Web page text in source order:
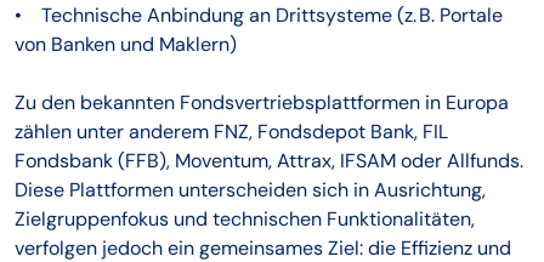
• Technische Anbindung an Drittsysteme (z. B. Portale
von Banken und Maklern)
Zu den bekannten Fondsvertriebsplattformen in Europa
zählen unter anderem FNZ, Fondsdepot Bank, FIL
Fondsbank (FFB), Moventum, Attrax, IFSAM oder Allfunds.
Diese Plattformen unterscheiden sich in Ausrichtung,
Zielgruppenfokus und technischen Funktionalitäten,
verfolgen jedoch ein gemeinsames Ziel: die Effizienz und